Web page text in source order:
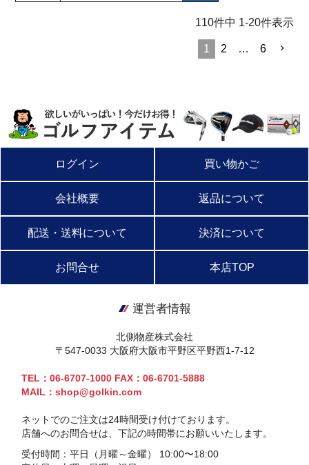
110件中 1-20件表示
1 2 … 6
ログイン 買い物かご
会社概要 返品について
配送・送料について 決済について
お問合せ 本店TOP
運営者情報
北側物産株式会社
〒547-0033 大阪府大阪市平野区平野西1-7-12
TEL：06-6707-1000 FAX：06-6701-5888
MAIL：shop@golkin.com
ネットでのご注文は24時間受け付けております。
店舗へのお問合せは、下記の時間帯にお願いいたします。
受付時間：平日（月曜～金曜） 10:00〜18:00